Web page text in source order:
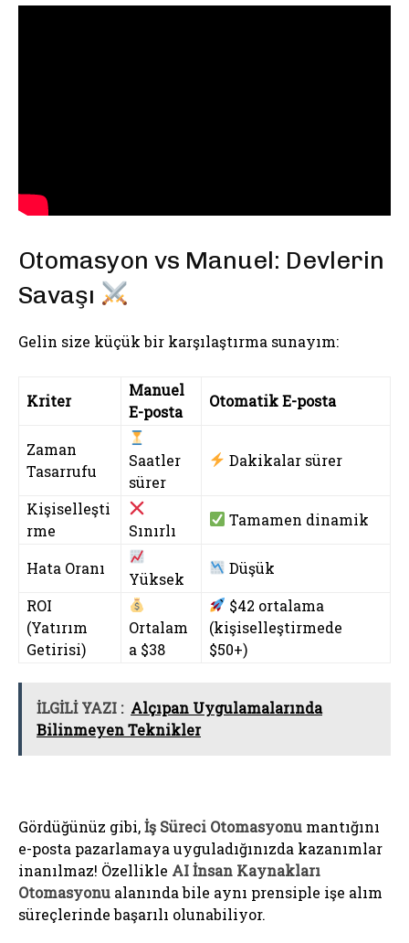
Otomasyon vs Manuel: Devlerin
Savaşı
Gelin size küçük bir karşılaştırma sunayım:
Kriter
Manuel
E-posta
Otomatik E-posta
Zaman
Tasarrufu
Saatler
sürer
Dakikalar sürer
Kişiselleşti
rme
Sınırlı
Tamamen dinamik
Hata Oranı
Yüksek
Düşük
ROI
(Yatırım
Getirisi)
Ortalam
a $38
$42 ortalama
(kişiselleştirmede
$50+)
İLGİLİ YAZI : Alçıpan Uygulamalarında
Bilinmeyen Teknikler
Gördüğünüz gibi,İş Süreci Otomasyonu mantığını
e-posta pazarlamaya uyguladığınızda kazanımlar
inanılmaz! Özellikle AI İnsan Kaynakları
Otomasyonu alanında bile aynı prensiple işe alım
süreçlerinde başarılı olunabiliyor.